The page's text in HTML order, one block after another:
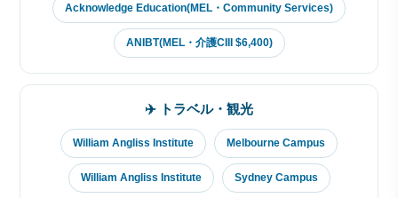
Acknowledge Education(MEL・Community Services)
ANIBT(MEL・介護CIII $6,400)
✈️ トラベル・観光
William Angliss Institute Melbourne Campus
William Angliss Institute Sydney Campus